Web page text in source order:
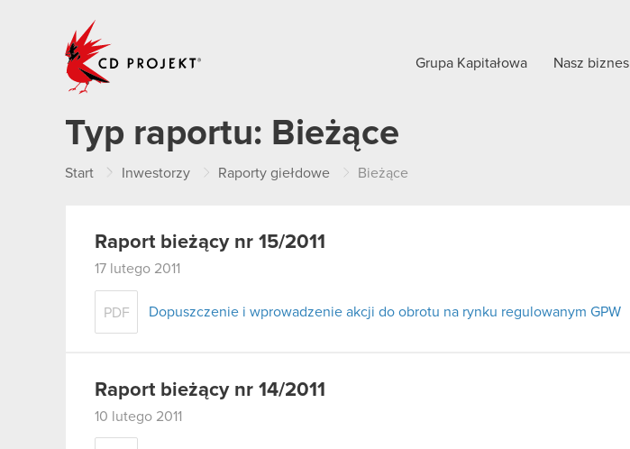
Grupa Kapitałowa Nasz biznes
Typ raportu: Bieżące
Start Inwestorzy Raporty giełdowe Bieżące
Raport bieżący nr 15/2011
17 lutego 2011
PDF Dopuszczenie i wprowadzenie akcji do obrotu na rynku regulowanym GPW
Raport bieżący nr 14/2011
10 lutego 2011